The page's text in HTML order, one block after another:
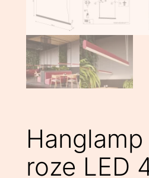
Hanglamp
roze LED